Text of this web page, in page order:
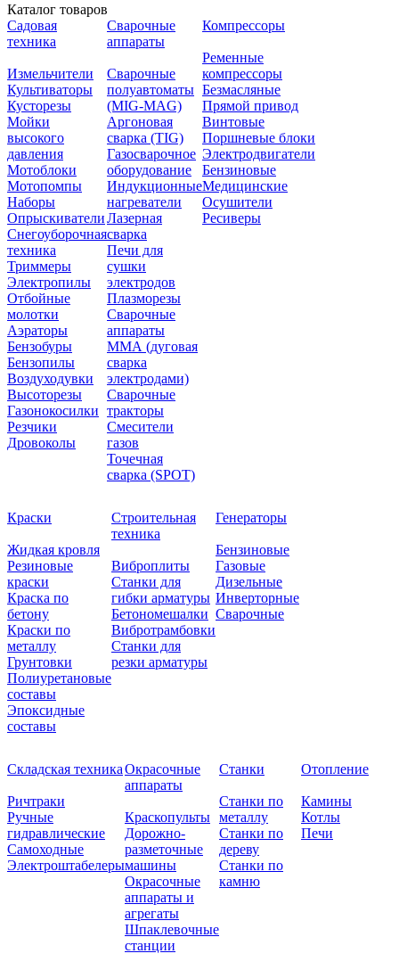
Каталог товаров
Садовая
техника
Измельчители
Культиваторы
Кусторезы
Мойки
высокого
давления
Мотоблоки
Мотопомпы
Наборы
Опрыскиватели
Снегоуборочная
техника
Триммеры
Электропилы
Отбойные
молотки
Аэраторы
Бензобуры
Бензопилы
Воздуходувки
Высоторезы
Газонокосилки
Резчики
Дровоколы
Сварочные
аппараты
Сварочные
полуавтоматы
(MIG-MAG)
Аргоновая
сварка (TIG)
Газосварочное
оборудование
Индукционные
нагреватели
Лазерная
сварка
Печи для
сушки
электродов
Плазморезы
Сварочные
аппараты
ММА (дуговая
сварка
электродами)
Сварочные
тракторы
Смесители
газов
Точечная
сварка (SPOT)
Компрессоры
Ременные
компрессоры
Безмасляные
Прямой привод
Винтовые
Поршневые блоки
Электродвигатели
Бензиновые
Медицинские
Осушители
Ресиверы
Краски
Жидкая кровля
Резиновые
краски
Краска по
бетону
Краски по
металлу
Грунтовки
Полиуретановые
составы
Эпоксидные
составы
Строительная
техника
Виброплиты
Станки для
гибки арматуры
Бетономешалки
Вибротрамбовки
Станки для
резки арматуры
Генераторы
Бензиновые
Газовые
Дизельные
Инверторные
Сварочные
Складская техника
Ричтраки
Ручные
гидравлические
Самоходные
Электроштабелеры
Окрасочные
аппараты
Краскопульты
Дорожно-
разметочные
машины
Окрасочные
аппараты и
агрегаты
Шпаклевочные
станции
Станки
Станки по
металлу
Станки по
дереву
Станки по
камню
Отопление
Камины
Котлы
Печи